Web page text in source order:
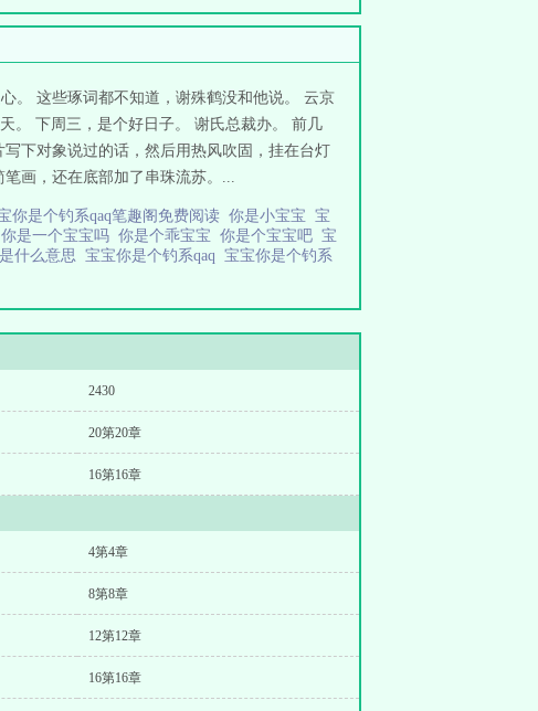
。 这些琢词都不知道，谢殊鹤没和他说。 云京
。 下周三，是个好日子。 谢氏总裁办。 前几
下对象说过的话，然后用热风吹固，挂在台灯
画，还在底部加了串珠流苏。...
你是个钓系qaq笔趣阁免费阅读 你是小宝宝 宝
你是一个宝宝吗 你是个乖宝宝 你是个宝宝吧 宝
什么意思 宝宝你是个钓系qaq 宝宝你是个钓系
2430
20第20章
16第16章
4第4章
8第8章
12第12章
16第16章